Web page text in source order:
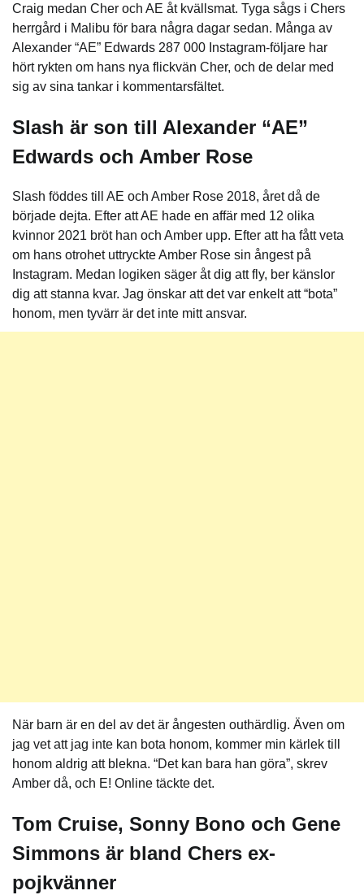
Craig medan Cher och AE åt kvällsmat. Tyga sågs i Chers
herrgård i Malibu för bara några dagar sedan. Många av
Alexander “AE” Edwards 287 000 Instagram-följare har
hört rykten om hans nya flickvän Cher, och de delar med
sig av sina tankar i kommentarsfältet.
Slash är son till Alexander “AE”
Edwards och Amber Rose
Slash föddes till AE och Amber Rose 2018, året då de
började dejta. Efter att AE hade en affär med 12 olika
kvinnor 2021 bröt han och Amber upp. Efter att ha fått veta
om hans otrohet uttryckte Amber Rose sin ångest på
Instagram. Medan logiken säger åt dig att fly, ber känslor
dig att stanna kvar. Jag önskar att det var enkelt att “bota”
honom, men tyvärr är det inte mitt ansvar.
När barn är en del av det är ångesten outhärdlig. Även om
jag vet att jag inte kan bota honom, kommer min kärlek till
honom aldrig att blekna. “Det kan bara han göra”, skrev
Amber då, och E! Online täckte det.
Tom Cruise, Sonny Bono och Gene
Simmons är bland Chers ex-
pojkvänner